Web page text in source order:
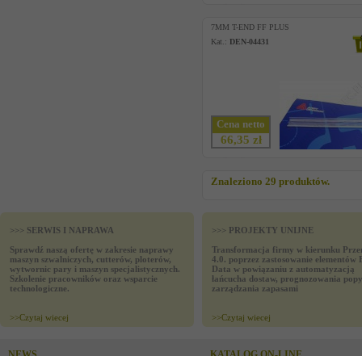
7MM T-END FF PLUS
Kat.: DEN-04431
Cena netto
66,35 zł
Znaleziono 29 produktów.
>>> SERWIS I NAPRAWA
Sprawdź naszą ofertę w zakresie naprawy
maszyn szwalniczych, cutterów, ploterów,
wytwornic pary i maszyn specjalistycznych.
Szkolenie pracowników oraz wsparcie
technologiczne.
>>Czytaj wiecej
>>> PROJEKTY UNIJNE
Transformacja firmy w kierunku
4.0. poprzez zastosowanie elementów
Data w powiązaniu z automatyzacją
łańcucha dostaw, prognozowania
zarządzania zapasami
>>Czytaj wiecej